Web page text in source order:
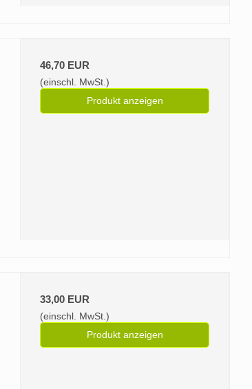
46,70 EUR
(einschl. MwSt.)
Produkt anzeigen
33,00 EUR
(einschl. MwSt.)
Produkt anzeigen